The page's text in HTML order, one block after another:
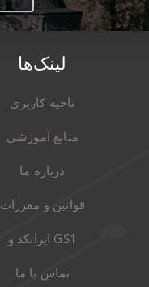
لینک‌ها
ناحیه کاربری
منابع آموزشی
درباره ما
قوانین و مقررات
ایرانکد و GS1
تماس با ما